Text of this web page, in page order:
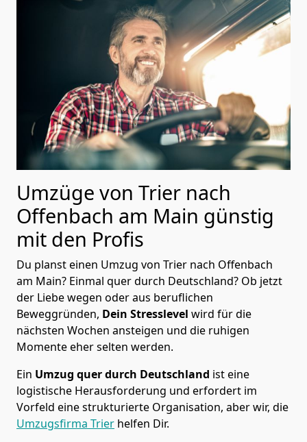
Umzüge von Trier nach
Offenbach am Main günstig
mit den Profis
Du planst einen Umzug von Trier nach Offenbach
am Main? Einmal quer durch Deutschland? Ob jetzt
der Liebe wegen oder aus beruflichen
Beweggründen, Dein Stresslevel wird für die
nächsten Wochen ansteigen und die ruhigen
Momente eher selten werden.
Ein Umzug quer durch Deutschland ist eine
logistische Herausforderung und erfordert im
Vorfeld eine strukturierte Organisation, aber wir, die
Umzugsfirma Trier helfen Dir.